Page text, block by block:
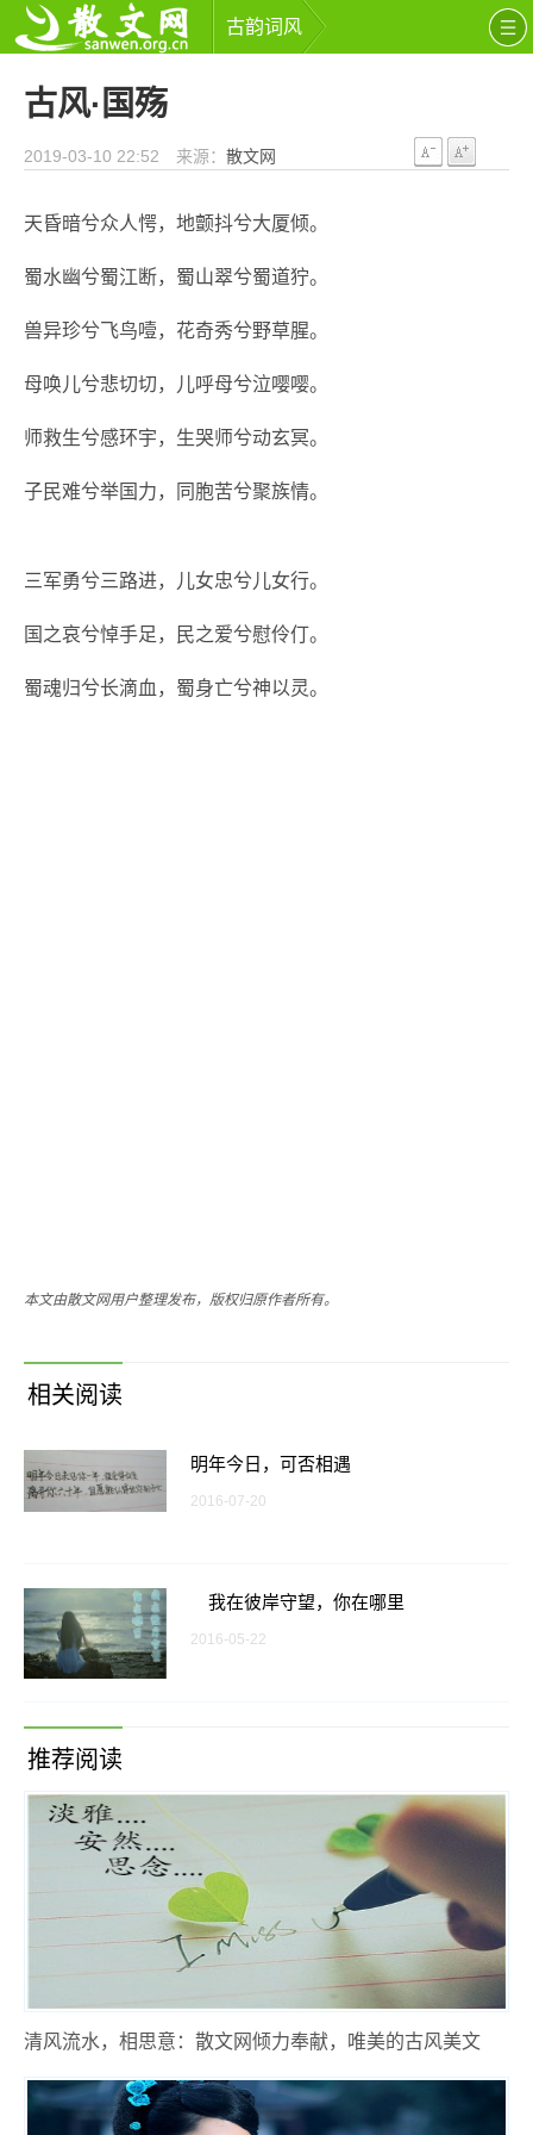
古韵词风
古风·国殇
2019-03-10 22:52 来源： 散文网
天昏暗兮众人愕，地颤抖兮大厦倾。
蜀水幽兮蜀江断，蜀山翠兮蜀道狞。
兽异珍兮飞鸟噎，花奇秀兮野草腥。
母唤儿兮悲切切，儿呼母兮泣嘤嘤。
师救生兮感环宇，生哭师兮动玄冥。
子民难兮举国力，同胞苦兮聚族情。
三军勇兮三路进，儿女忠兮儿女行。
国之哀兮悼手足，民之爱兮慰伶仃。
蜀魂归兮长滴血，蜀身亡兮神以灵。
本文由散文网用户整理发布，版权归原作者所有。
相关阅读
明年今日，可否相遇
2016-07-20
我在彼岸守望，你在哪里
2016-05-22
推荐阅读
清风流水，相思意：散文网倾力奉献，唯美的古风美文